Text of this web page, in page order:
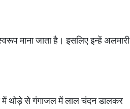
माना जाता है। इसलिए इन्हें अलमारी
में थोड़े से गंगाजल में लाल चंदन डालकर